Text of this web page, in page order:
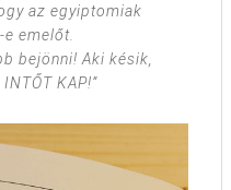
az egyiptomiak
emelőt.
bejönni! Aki késik,
INTŐT KAP!”